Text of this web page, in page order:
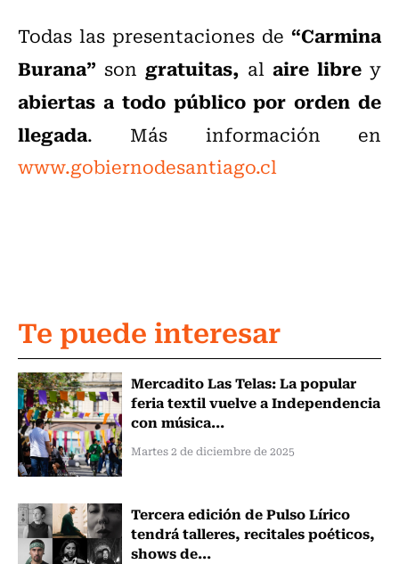
Todas las presentaciones de “Carmina
Burana” songratuitas, al aire librey
abiertas a todo público por orden de
llegada. Más información en
www.gobiernodesantiago.cl
Te puede interesar
Mercadito Las Telas: La popular
feria textil vuelve a Independencia
con música...
Martes 2 de diciembre de 2025
Tercera edición de Pulso Lírico
tendrá talleres, recitales poéticos,
shows de...